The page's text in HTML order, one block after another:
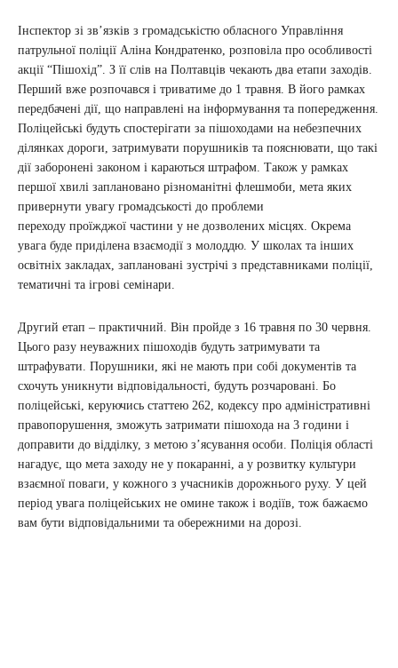
Інспектор зі зв’язків з громадськістю обласного Управління
патрульної поліції Аліна Кондратенко, розповіла про особливості
акції “Пішохід”. З її слів на Полтавців чекають два етапи заходів.
Перший вже розпочався і триватиме до 1 травня. В його рамках
передбачені дії, що направлені на інформування та попередження.
Поліцейські будуть спостерігати за пішоходами на небезпечних
ділянках дороги, затримувати порушників та пояснювати, що такі
дії заборонені законом і караються штрафом. Також у рамках
першої хвилі заплановано різноманітні флешмоби, мета яких
привернути увагу громадськості до проблеми
переходу проїжджої частини у не дозволених місцях. Окрема
увага буде приділена взаємодії з молоддю. У школах та інших
освітніх закладах, заплановані зустрічі з представниками поліції,
тематичні та ігрові семінари.
Другий етап – практичний. Він пройде з 16 травня по 30 червня.
Цього разу неуважних пішоходів будуть затримувати та
штрафувати. Порушники, які не мають при собі документів та
схочуть уникнути відповідальності, будуть розчаровані. Бо
поліцейські, керуючись статтею 262, кодексу про адміністративні
правопорушення, зможуть затримати пішохода на 3 години і
доправити до відділку, з метою з’ясування особи. Поліція області
нагадує, що мета заходу не у покаранні, а у розвитку культури
взаємної поваги, у кожного з учасників дорожнього руху. У цей
період увага поліцейських не омине також і водіїв, тож бажаємо
вам бути відповідальними та обережними на дорозі.